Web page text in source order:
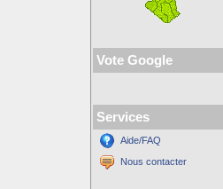
Vote Google
Services
Aide/FAQ
Nous contacter